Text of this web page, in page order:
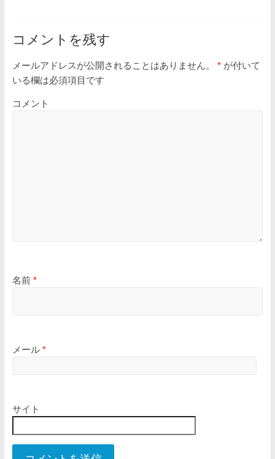
コメントを残す
メールアドレスが公開されることはありません。 *が付いて
いる欄は必須項目です
コメント
名前 *
メール *
サイト